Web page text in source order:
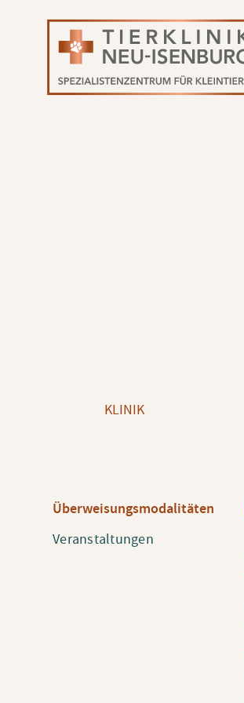
Navigation
überspringen
Navigation überspringen
KLINIK
Navigation
Überweisungsmodalitäten
Veranstaltungen